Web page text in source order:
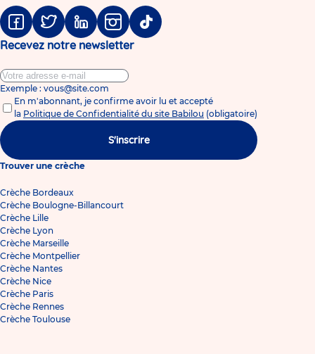
FacebookTwitter LinkedinInstagramTiktok
Recevez notre newsletter
Exemple : vous@site.com
En m'abonnant, je confirme avoir lu et accepté
la Politique de Confidentialité du site Babilou (obligatoire)
S'inscrire
Trouver une crèche
Crèche Bordeaux
Crèche Boulogne-Billancourt
Crèche Lille
Crèche Lyon
Crèche Marseille
Crèche Montpellier
Crèche Nantes
Crèche Nice
Crèche Paris
Crèche Rennes
Crèche Toulouse